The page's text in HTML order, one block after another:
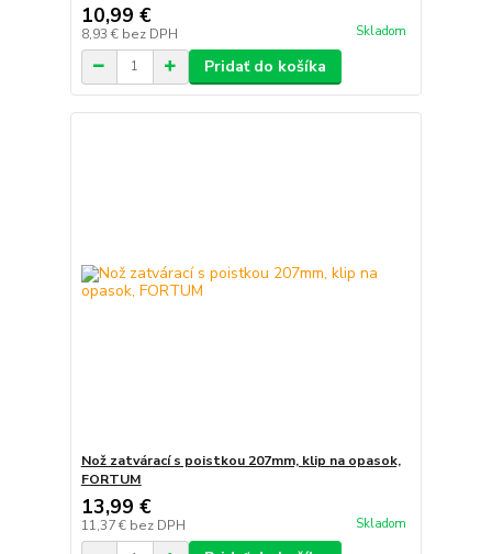
10,99 €
8,93 € bez DPH Skladom
Pridať do košíka
Nož zatvárací s poistkou 207mm, klip na opasok,
FORTUM
13,99 €
11,37 € bez DPH Skladom